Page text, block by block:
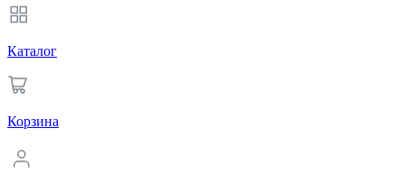
Каталог
Корзина